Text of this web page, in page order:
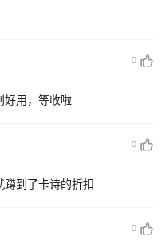
0
好用，等收啦
0
蹲到了卡诗的折扣
0